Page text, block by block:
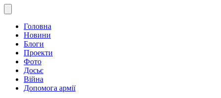
Головна
Новини
Блоги
Проекти
Фото
Досьє
Війна
Допомога армії